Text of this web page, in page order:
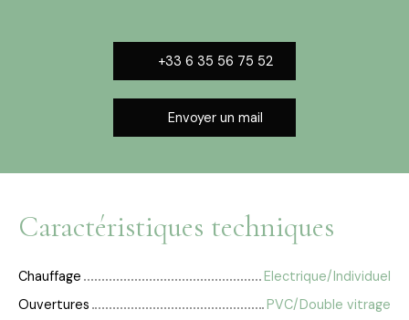
+33 6 35 56 75 52
Envoyer un mail
Caractéristiques techniques
Chauffage
Electrique/Individuel
Ouvertures
PVC/Double vitrage